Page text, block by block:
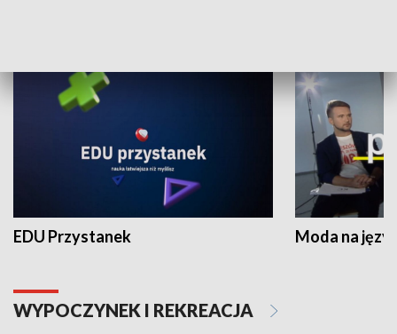
EDU Przystanek Moda na
WYPOCZYNEK I REKREACJA